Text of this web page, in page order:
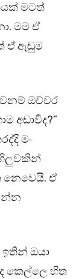
මටත්
මම ඒ
ඒ ඇඬුම
ඔච්චර
අඬාවිද?”
මං
ඒ
ඔයා
කෙල්ලෙ හිත